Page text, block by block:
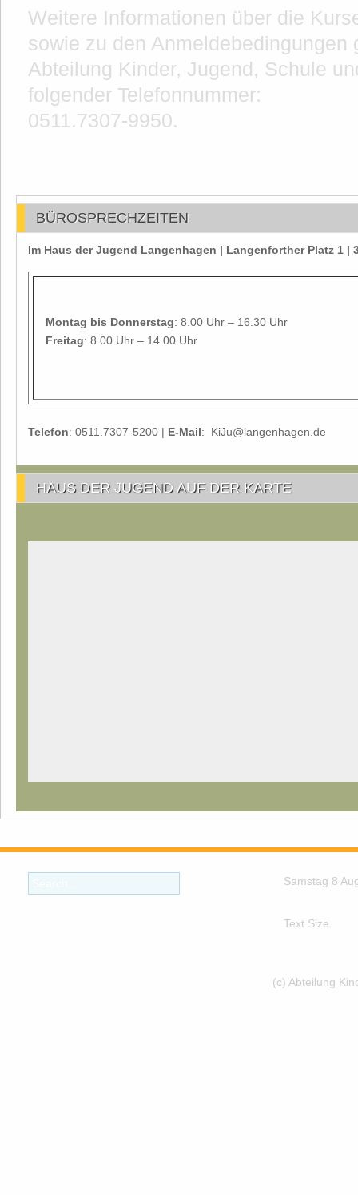
Weitere Informationen über die
sowie zu den Anmeldebedingungen
Abteilung Kinder, Jugend, Schule
folgender Telefonnummer:
0511.7307-9950.
BÜROSPRECHZEITEN
Im Haus der Jugend Langenhagen | Langenforther Platz 1 |
Montag bis Donnerstag: 8.00 Uhr – 16.30 Uhr
Freitag: 8.00 Uhr – 14.00 Uhr
Telefon: 0511.7307-5200 | E-Mail: KiJu@langenhagen.de
HAUS DER JUGEND AUF DER KARTE
Samstag 8
Text Size
(c) Abteilung